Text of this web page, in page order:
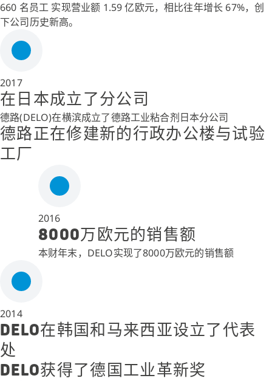
660 名员工 实现营业额 1.59 亿欧元，相比往年增长 67%，创
下公司历史新高。
2017
在日本成立了分公司
德路(DELO)在横滨成立了德路工业粘合剂日本分公司
德路正在修建新的行政办公楼与试验
工厂
2016
8000万欧元的销售额
本财年末，DELO实现了8000万欧元的销售额
2014
DELO在韩国和马来西亚设立了代表
处
DELO获得了德国工业革新奖